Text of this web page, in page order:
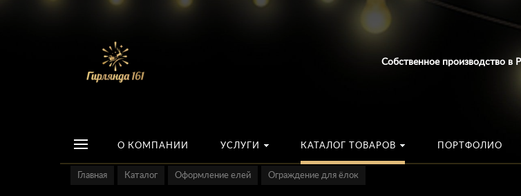
Собственное производство в
О КОМПАНИИ УСЛУГИ КАТАЛОГ ТОВАРОВ ПОРТФОЛИО
Главная Каталог Оформление елей Ограждение для ёлок